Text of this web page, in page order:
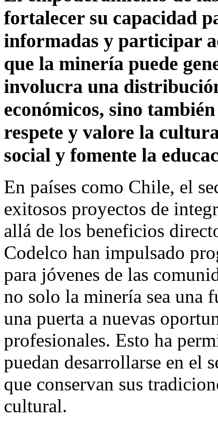
fortalecer su capacidad
informadas y participar
que la minería puede
involucra una
económicos, sino
respete y valore la
social y fomente la
En países como Chile, el
exitosos proyectos de
allá de los beneficios
Codelco han impulsado
para jóvenes de las
no solo la minería sea una
una puerta a nuevas
profesionales. Esto ha
puedan desarrollarse en el
que conservan sus
cultural.